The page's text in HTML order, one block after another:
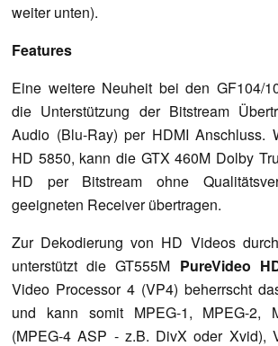
weiter unten).
Features
Eine weitere Neuheit bei den GF104/
die Unterstützung der Bitstream
Audio (Blu-Ray) per HDMI Anschluss.
HD 5850, kann die GTX 460M Dolby
HD per Bitstream ohne
geeigneten Receiver übertragen.
Zur Dekodierung von HD Videos
unterstützt die GT555M PureVideo
Video Processor 4 (VP4) beherrscht
und kann somit MPEG-1, MPEG-2,
(MPEG-4 ASP - z.B. DivX oder Xvid),